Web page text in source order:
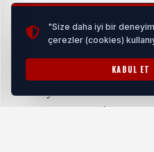
alanda tanınan ismi Tuba
Festivali’nin yarışma
Usta yönetmen Spike
ve Hollywood’un ünlü
Tuba Büyüküstün, İngiliz
"Size daha iyi bir
çerezler (cookies)
KABUL ET